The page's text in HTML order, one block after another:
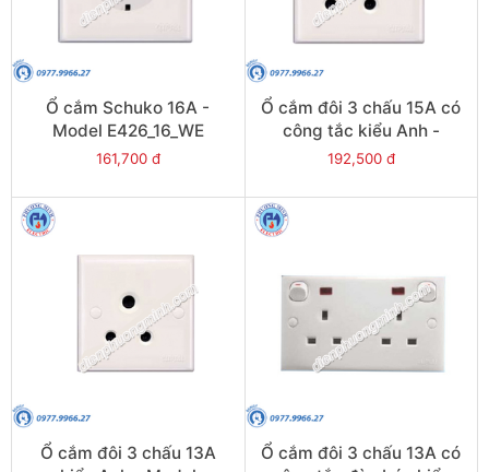
Ổ cắm Schuko 16A -
Model E426_16_WE
161,700 đ
Ổ cắm đôi 3 chấu 15A có
công tắc kiểu Anh -
Model E15_15R_WE
192,500 đ
Ổ cắm đôi 3 chấu 13A
Ổ cắm đôi 3 chấu 13A có